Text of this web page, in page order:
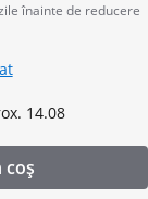
înainte de reducere
14.08
coș